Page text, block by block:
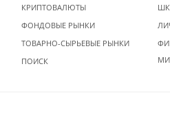
КРИПТОВАЛЮТЫ
ФОНДОВЫЕ РЫНКИ
ТОВАРНО-СЫРЬЕВЫЕ РЫНКИ
ПОИСК